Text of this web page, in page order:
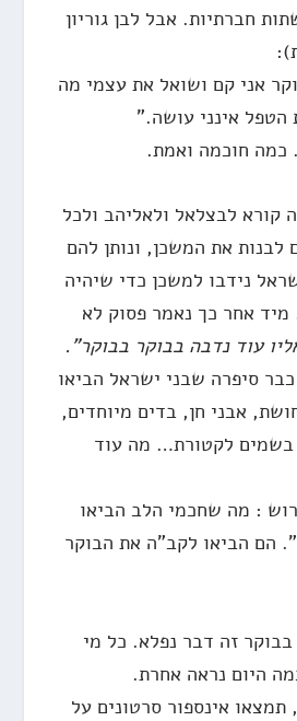
חברתיות. אבל לבן גוריון
אני קם ושואל את עצמי מה
הטפל אינני עושה."
כמה חוכמה ואמת.
לבצלאל ולאליהב ולכל
לבנות את המשכן, ונותן להם
נידבו למשכן כדי שיהיה
אחר כך נאמר פסוק לא
עוד נדבה בבוקר בבוקר".
סיפרה שבני ישראל הביאו
אבני חן, בדים מיוחדים,
לקטורת… מה עוד
: מה שחכמי הלב הביאו
הם הביאו לקב"ה את הבוקר
זה דבר נפלא. כל מי
היום נראה אחרת.
תמצאו אינספור סרטונים על